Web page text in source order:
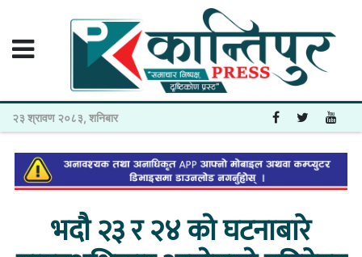
२३ श्रावण २०८३, शनिबार
भदाै २३ र २४ को घटनाबारे